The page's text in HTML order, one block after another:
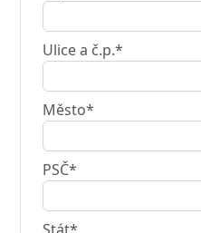
Ulice a č.p.*
Město*
PSČ*